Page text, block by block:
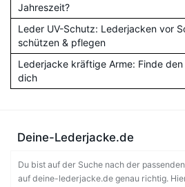
Jahreszeit?
Leder UV-Schutz: Lederjacken vor
schützen & pflegen
Lederjacke kräftige Arme: Finde
dich
Deine-Lederjacke.de
Du bist auf der Suche nach der
auf deine-lederjacke.de genau richtig.